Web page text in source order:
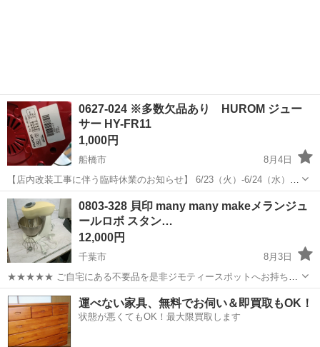
0627-024 ※多数欠品あり HUROM ジュー
サー HY-FR11
1,000円
船橋市
8月4日
【店内改装工事に伴う臨時休業のお知らせ】 6/23（火）-6/24（水）の
2日間、店内改装工事のため臨時休業とさせて頂きます。 恐れ入りま
すが、ご理解のほど何卒宜しくお願い申し上げます。 ＝＝＝＝＝＝＝
＝＝＝＝＝＝＝＝...
千葉 船橋市 キッチン家電
0803-328 貝印 many many makeメランジュ
ールロボ スタン…
12,000円
千葉市
8月3日
★★★★★ ご自宅にある不要品を是非ジモティースポットへお持ち込
みしませんか？ 家電、趣味・スポーツ・レジャー用品、こども用品、
衣料服飾品、生活雑貨、家具、本、CD・DVDなどが無料でまとめて持
ち込めます！ ※詳細はこ...
千葉 千葉市 キッチン家電 メランジュールロボ
運べない家具、無料でお伺い＆即買取もOK！
状態が悪くてもOK！最大限買取します